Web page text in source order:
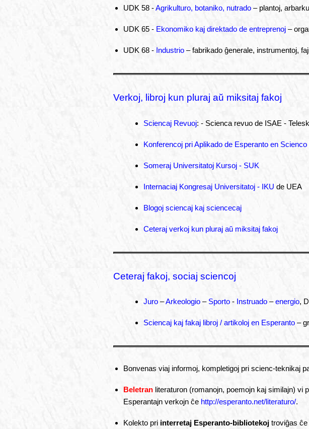
UDK 58 -Agrikulturo, botaniko, nutrado – plantoj,
UDK 65 - Ekonomiko kaj direktado de entreprenoj –
UDK 68 - Industrio – fabrikado ĝenerale, instrumentoj,
Verkoj, libroj kun pluraj aŭ miksitaj fakoj
Sciencaj Revuoj: - Scienca revuo de ISAE -
Konferencoj pri Aplikado de Esperanto en
Someraj Universitatoj Kursoj - SUK
Internaciaj Kongresaj Universitatoj - IKU de UEA
Blogoj sciencaj kaj sciencecaj
Ceteraj verkoj kun pluraj aŭ miksitaj fakoj
Ceteraj fakoj, sociaj sciencoj
Juro –Arkeologio – Sporto - Instruado –energio,
Sciencaj kaj fakaj libroj / artikoloj en Esperanto –
Bonvenas viaj informoj, kompletigoj pri scienc-teknikaj
Beletran literaturon (romanojn, poemojn kaj similajn) vi
Esperantajn verkojn ĉe http://esperanto.net/literaturo/.
Kolekto pri interretaj Esperanto-bibliotekoj troviĝas ĉe